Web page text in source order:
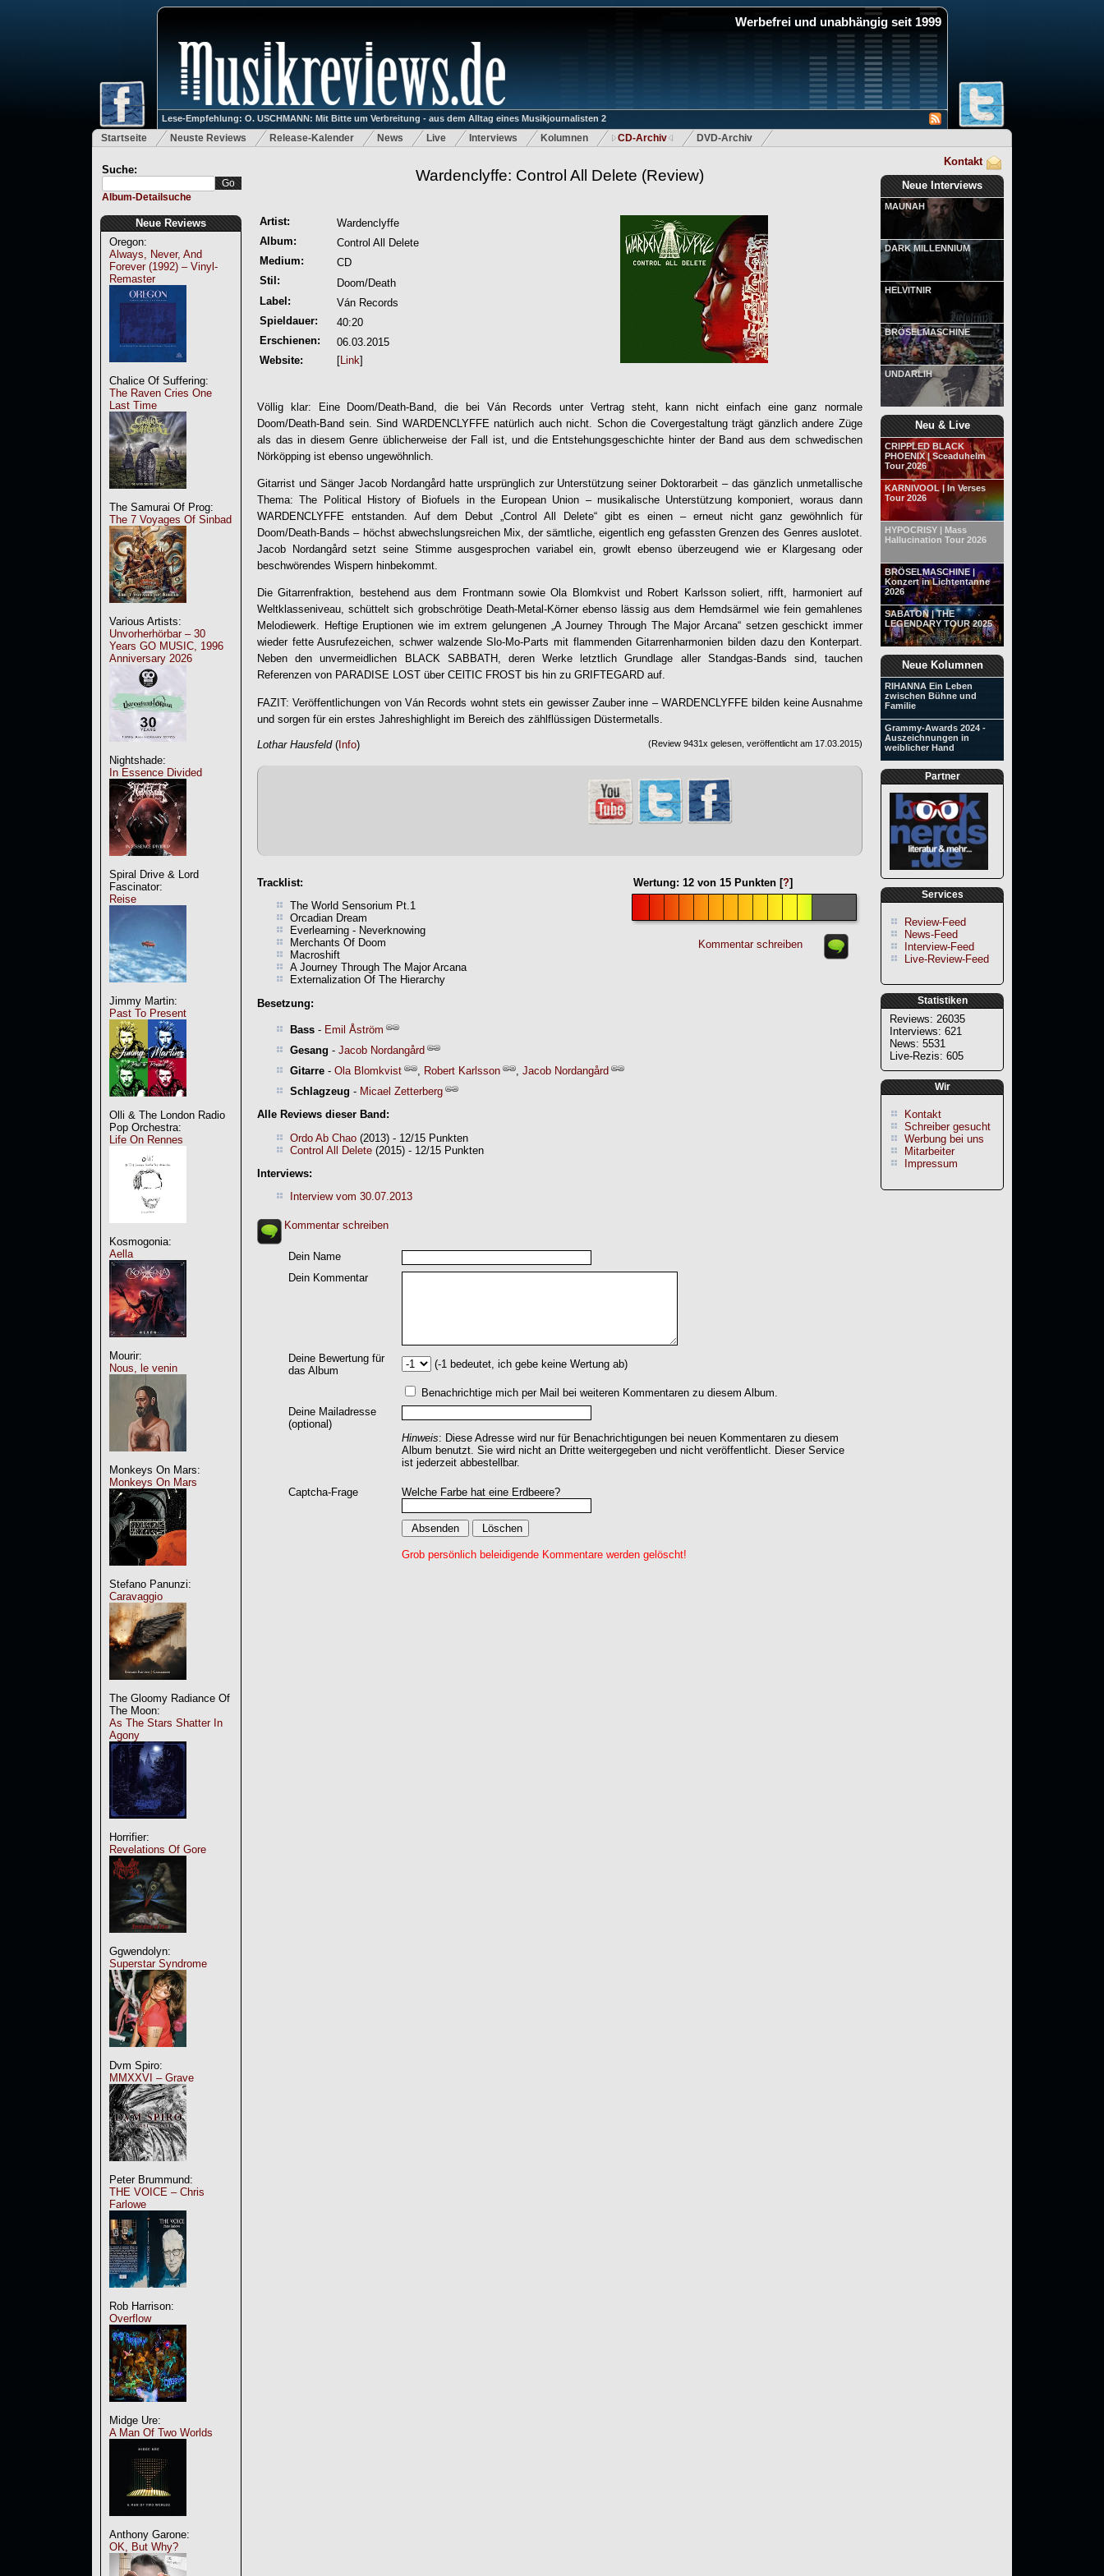
Werbefrei und unabhängig seit 1999
Lese-Empfehlung: O. USCHMANN: Mit Bitte um Verbreitung - aus dem Alltag eines Musikjournalisten 2
Startseite Neuste Reviews Release-Kalender News Live Interviews Kolumnen CD-Archiv DVD-Archiv
Suche:
Album-Detailsuche
Neue Reviews
Oregon:
Always, Never, And
Forever (1992) – Vinyl-
Remaster
Chalice Of Suffering:
The Raven Cries One
Last Time
The Samurai Of Prog:
The 7 Voyages Of Sinbad
Various Artists:
Unvorherhörbar – 30
Years GO MUSIC, 1996
Anniversary 2026
Nightshade:
In Essence Divided
Spiral Drive & Lord
Fascinator:
Reise
Jimmy Martin:
Past To Present
Olli & The London Radio
Pop Orchestra:
Life On Rennes
Kosmogonia:
Aella
Mourir:
Nous, le venin
Monkeys On Mars:
Monkeys On Mars
Stefano Panunzi:
Caravaggio
The Gloomy Radiance Of
The Moon:
As The Stars Shatter In
Agony
Horrifier:
Revelations Of Gore
Ggwendolyn:
Superstar Syndrome
Dvm Spiro:
MMXXVI – Grave
Peter Brummund:
THE VOICE – Chris
Farlowe
Rob Harrison:
Overflow
Midge Ure:
A Man Of Two Worlds
Anthony Garone:
OK, But Why?
Kontakt
Neue Interviews
MAUNAH
DARK MILLENNIUM
HELVITNIR
BRÖSELMASCHINE
UNDARLIH
Neu & Live
CRIPPLED BLACK
PHOENIX | Sceaduhelm
Tour 2026
KARNIVOOL | In Verses
Tour 2026
HYPOCRISY | Mass
Hallucination Tour 2026
BRÖSELMASCHINE |
Konzert in Lichtentanne
2026
SABATON | THE
LEGENDARY TOUR 2025
Neue Kolumnen
RIHANNA Ein Leben
zwischen Bühne und
Familie
Grammy-Awards 2024 -
Auszeichnungen in
weiblicher Hand
Partner
Services
Review-Feed
News-Feed
Interview-Feed
Live-Review-Feed
Statistiken
Reviews: 26035
Interviews: 621
News: 5531
Live-Rezis: 605
Wir
Kontakt
Schreiber gesucht
Werbung bei uns
Mitarbeiter
Impressum
Wardenclyffe: Control All Delete (Review)
Artist:
Wardenclyffe
Album:
Control All Delete
Medium:
CD
Stil:
Doom/Death
Label:
Ván Records
Spieldauer:
40:20
Erschienen:
06.03.2015
Website:
[Link]
Völlig klar: Eine Doom/Death-Band, die bei Ván Records unter Vertrag steht, kann nicht einfach eine ganz normale
Doom/Death-Band sein. Sind WARDENCLYFFE natürlich auch nicht. Schon die Covergestaltung trägt gänzlich andere Züge
als das in diesem Genre üblicherweise der Fall ist, und die Entstehungsgeschichte hinter der Band aus dem schwedischen
Nörköpping ist ebenso ungewöhnlich.
Gitarrist und Sänger Jacob Nordangård hatte ursprünglich zur Unterstützung seiner Doktorarbeit – das gänzlich unmetallische
Thema: The Political History of Biofuels in the European Union – musikalische Unterstützung komponiert, woraus dann
WARDENCLYFFE entstanden. Auf dem Debut „Control All Delete“ gibt es einen – erneut nicht ganz gewöhnlich für
Doom/Death-Bands – höchst abwechslungsreichen Mix, der sämtliche, eigentlich eng gefassten Grenzen des Genres auslotet.
Jacob Nordangård setzt seine Stimme ausgesprochen variabel ein, growlt ebenso überzeugend wie er Klargesang oder
beschwörendes Wispern hinbekommt.
Die Gitarrenfraktion, bestehend aus dem Frontmann sowie Ola Blomkvist und Robert Karlsson soliert, rifft, harmoniert auf
Weltklasseniveau, schüttelt sich grobschrötige Death-Metal-Körner ebenso lässig aus dem Hemdsärmel wie fein gemahlenes
Melodiewerk. Heftige Eruptionen wie im extrem gelungenen „A Journey Through The Major Arcana“ setzen geschickt immer
wieder fette Ausrufezeichen, schwer walzende Slo-Mo-Parts mit flammenden Gitarrenharmonien bilden dazu den Konterpart.
Neben den unvermeidlichen BLACK SABBATH, deren Werke letztlich Grundlage aller Standgas-Bands sind, tauchen
Referenzen von PARADISE LOST über CElTIC FROST bis hin zu GRIFTEGARD auf.
FAZIT: Veröffentlichungen von Ván Records wohnt stets ein gewisser Zauber inne – WARDENCLYFFE bilden keine Ausnahme
und sorgen für ein erstes Jahreshighlight im Bereich des zählflüssigen Düstermetalls.
Lothar Hausfeld( Info) (Review 9431x gelesen, veröffentlicht am 17.03.2015)
Wertung: 12 von 15 Punkten [?]
Kommentar schreiben
Tracklist:
The World Sensorium Pt.1
Orcadian Dream
Everlearning - Neverknowing
Merchants Of Doom
Macroshift
A Journey Through The Major Arcana
Externalization Of The Hierarchy
Besetzung:
Bass - Emil Åström
Gesang - Jacob Nordangård
Gitarre - Ola Blomkvist Robert Karlsson
Jacob Nordangård
Schlagzeug - Micael Zetterberg
Alle Reviews dieser Band:
Ordo Ab Chao (2013) - 12/15 Punkten
Control All Delete (2015) - 12/15 Punkten
Interviews:
Interview vom 30.07.2013
Kommentar schreiben
Dein Name
Dein Kommentar
Deine Bewertung für
das Album
(-1 bedeutet, ich gebe keine Wertung ab)
Benachrichtige mich per Mail bei weiteren Kommentaren zu diesem Album.
Deine Mailadresse
(optional)
Hinweis: Diese Adresse wird nur für Benachrichtigungen bei neuen Kommentaren zu diesem
Album benutzt. Sie wird nicht an Dritte weitergegeben und nicht veröffentlicht. Dieser Service
ist jederzeit abbestellbar.
Captcha-Frage Welche Farbe hat eine Erdbeere?
Grob persönlich beleidigende Kommentare werden gelöscht!